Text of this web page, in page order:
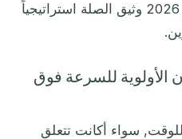
استثمار العقارات في فانواتو 2026 وثيق الصلة استراتيجياً
الأولوية للسرعة فوق
سواء أكانت تتعلق